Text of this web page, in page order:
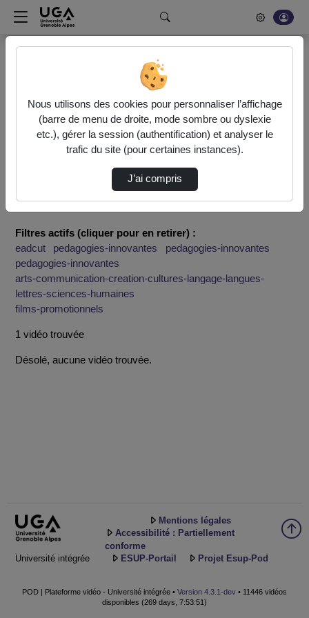
Rechercher un média sur POD
Bonjour, votre serveur vidéo a été mis à jour. Nous sommes
en train de finaliser son optimisation. L'encodage de vos
vidéos fonctionne (ne pas tenir compte du message d'erreur
actuel à la fin de votre encodage).
Résultats de la recherche
Filtres actifs (cliquer pour en retirer) :
eadcut
pedagogies-innovantes
pedagogies-innovantes
pedagogies-innovantes
arts-communication-creation-cultures-langage-langues-
lettres-sciences-humaines
films-promotionnels
1 vidéo trouvée
Désolé, aucune vidéo trouvée.
Université intégrée
Mentions légales
Accessibilité : Partiellement
conforme
ESUP-Portail
Projet Esup-Pod
POD | Plateforme vidéo - Université intégrée • Version 4.3.1-dev • 11446 vidéos
disponibles (269 days, 7:53:51)
Nous utilisons des cookies pour personnaliser l’affichage
(barre de menu de droite, mode sombre ou dyslexie
etc.), gérer la session (authentification) et analyser le
trafic du site (pour certaines instances).
J’ai compris